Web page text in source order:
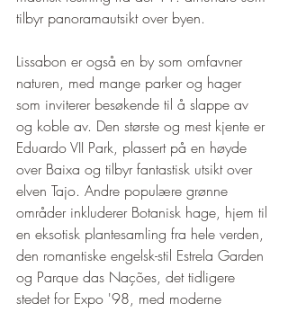
tilbyr panoramautsikt over byen.
Lissabon er også en by som omfavner
naturen, med mange parker og hager
som inviterer besøkende til å slappe av
og koble av. Den største og mest kjente er
Eduardo VII Park, plassert på en høyde
over Baixa og tilbyr fantastisk utsikt over
elven Tajo. Andre populære grønne
områder inkluderer Botanisk hage, hjem til
en eksotisk plantesamling fra hele verden,
den romantiske engelsk-stil Estrela Garden
og Parque das Nações, det tidligere
stedet for Expo '98, med moderne